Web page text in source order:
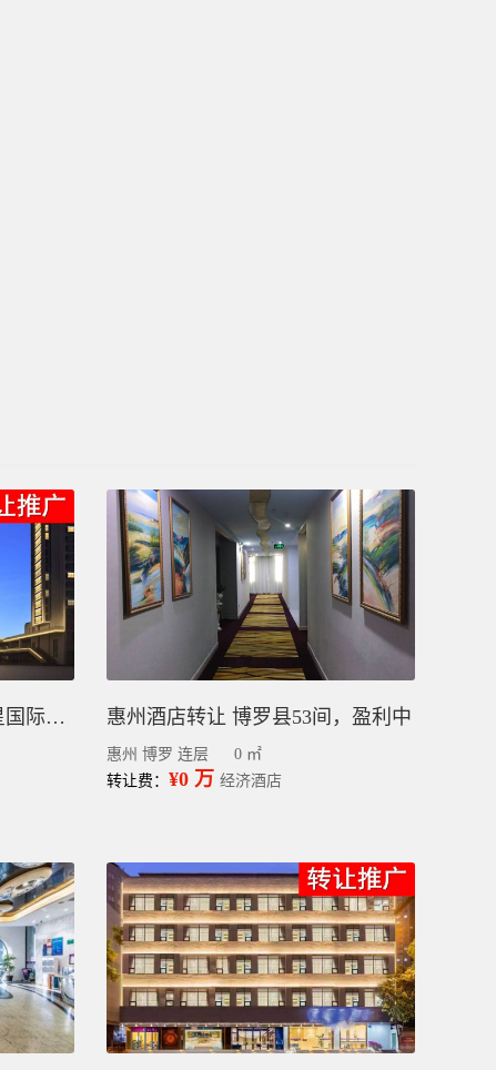
黔南惠水县酒店转让丨四星国际标准整栋88间客房 惠州酒店转让 博罗县53间，盈利中
惠州 博罗 连层
0 ㎡
转让费： ¥0 万 经济酒店